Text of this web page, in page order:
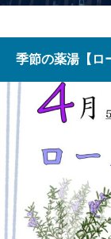
季節の薬湯【ロ